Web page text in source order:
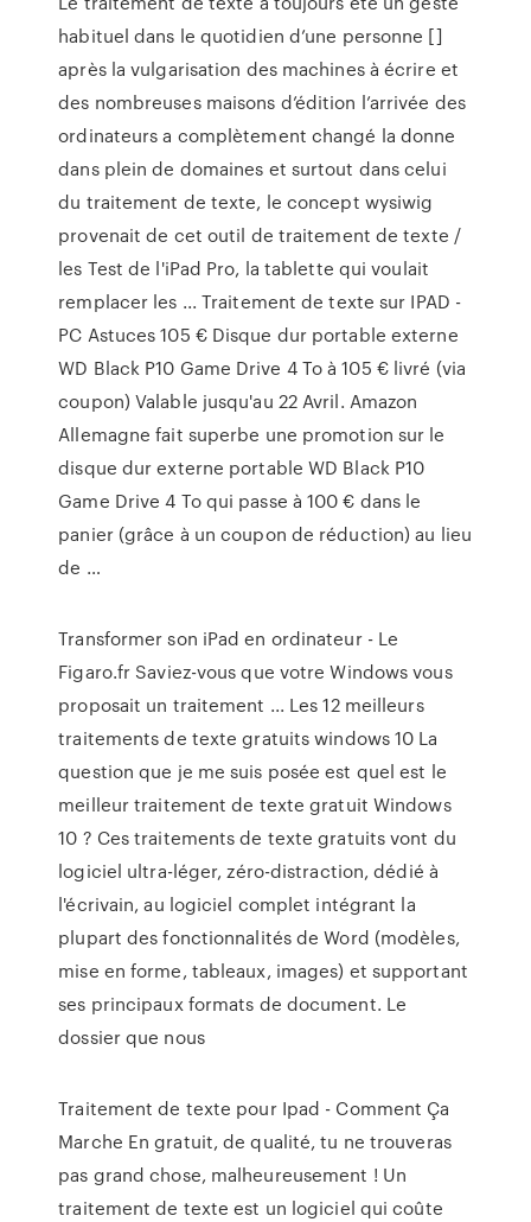
habituel dans le quotidien d’une personne []
après la vulgarisation des machines à écrire et
des nombreuses maisons d’édition l’arrivée des
ordinateurs a complètement changé la donne
dans plein de domaines et surtout dans celui
du traitement de texte, le concept wysiwig
provenait de cet outil de traitement de texte /
les Test de l'iPad Pro, la tablette qui voulait
remplacer les ... Traitement de texte sur IPAD -
PC Astuces 105 € Disque dur portable externe
WD Black P10 Game Drive 4 To à 105 € livré (via
coupon) Valable jusqu'au 22 Avril. Amazon
Allemagne fait superbe une promotion sur le
disque dur externe portable WD Black P10
Game Drive 4 To qui passe à 100 € dans le
panier (grâce à un coupon de réduction) au lieu
de …
Transformer son iPad en ordinateur - Le
Figaro.fr Saviez-vous que votre Windows vous
proposait un traitement ... Les 12 meilleurs
traitements de texte gratuits windows 10 La
question que je me suis posée est quel est le
meilleur traitement de texte gratuit Windows
10 ? Ces traitements de texte gratuits vont du
logiciel ultra-léger, zéro-distraction, dédié à
l'écrivain, au logiciel complet intégrant la
plupart des fonctionnalités de Word (modèles,
mise en forme, tableaux, images) et supportant
ses principaux formats de document. Le
dossier que nous
Traitement de texte pour Ipad - Comment Ça
Marche En gratuit, de qualité, tu ne trouveras
pas grand chose, malheureusement ! Un
traitement de texte est un logiciel qui coûte